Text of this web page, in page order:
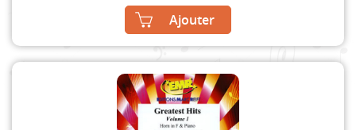
Ajouter